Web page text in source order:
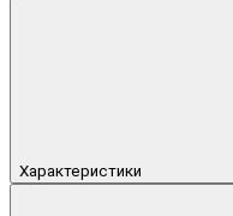
Характеристики